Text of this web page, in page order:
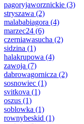
pagoryjaworznickie (3)
stryszawa (2)
malababiagora (4)
marzec24 (6)
czerniawasucha (2)
sidzina (1)
halakrupowa (4)
zawoja (7)
dabrowagornicza (2)
sosnowiec (1)
svitkova (1)
oszus (1)
soblowka (1)
rownybeskid (1)